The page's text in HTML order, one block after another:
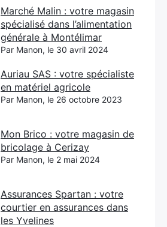
Marché Malin : votre magasin
spécialisé dans l’alimentation
générale à Montélimar
Par Manon, le 30 avril 2024
Auriau SAS : votre spécialiste
en matériel agricole
Par Manon, le 26 octobre 2023
Mon Brico : votre magasin de
bricolage à Cerizay
Par Manon, le 2 mai 2024
Assurances Spartan : votre
courtier en assurances dans
les Yvelines